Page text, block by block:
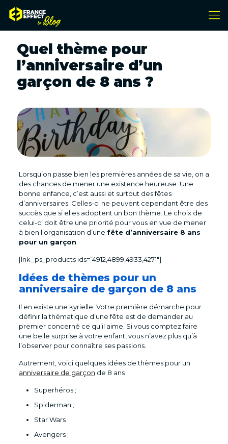
Quel thème pour
l’anniversaire d’un
garçon de 8 ans ?
Lorsqu’on passe bien les premières années de sa vie, on a
des chances de mener une existence heureuse. Une
bonne enfance, c’est aussi et surtout des fêtes
d’anniversaires. Celles-ci ne peuvent cependant être des
succès que si elles adoptent un bon thème. Le choix de
celui-ci doit être une priorité pour vous en vue de mener
à bien l’organisation d’une fête d’anniversaire 8 ans
pour un garçon
[lnk_ps_products ids=”4912,4899,4933,4271″]
Idées de thèmes pour un
anniversaire de garçon de 8 ans
Il en existe une kyrielle. Votre première démarche pour
définir la thématique d’une fête est de demander au
premier concerné ce qu’il aime. Si vous comptez faire
une belle surprise à votre enfant, vous n’avez plus qu’à
l’observer pour connaître ses passions.
Autrement, voici quelques idées de thèmes pour un
anniversaire de garçon de 8 ans :
Superhéros ;
Spiderman ;
Star Wars ;
Avengers ;